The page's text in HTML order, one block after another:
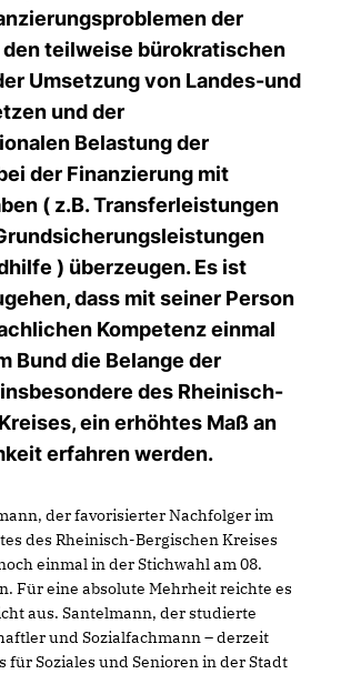
der
den teilweise bürokratischen
Umsetzung von Landes-und
und der
Belastung der
der Finanzierung mit
( z.B. Transferleistungen
) überzeugen. Es ist
dass mit seiner Person
Kompetenz einmal
Bund die Belange der
des Rheinisch-
ein erhöhtes Maß an
erfahren werden.
der favorisierter Nachfolger im
des Rheinisch-Bergischen Kreises
einmal in der Stichwahl am 08.
Für eine absolute Mehrheit reichte es
aus. Santelmann, der studierte
und Sozialfachmann – derzeit
für Soziales und Senioren in der Stadt